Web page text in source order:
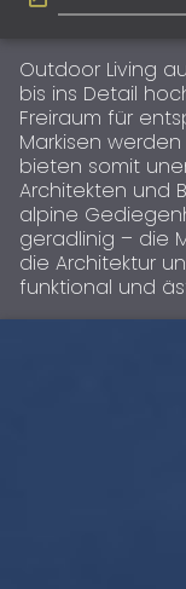
Outdoor Living
bis ins Detail
Freiraum für
Markisen
bieten somit
Architekten und
alpine
geradlinig – die
die Architektur
funktional und